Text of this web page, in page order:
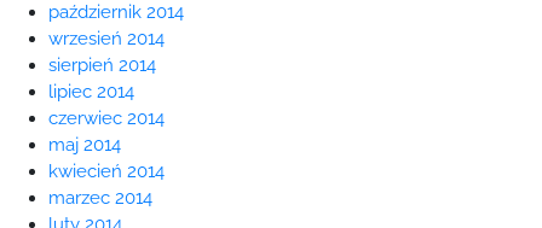
październik 2014
wrzesień 2014
sierpień 2014
lipiec 2014
czerwiec 2014
maj 2014
kwiecień 2014
marzec 2014